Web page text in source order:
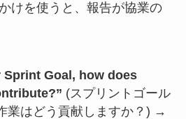
けを使うと、報告が協業の
Goal, how does
(スプリントゴール
業はどう貢献しますか？) →